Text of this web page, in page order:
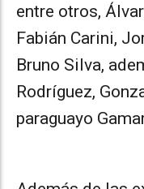
entre otros,
Fabián Carini,
Bruno Silva,
Rodríguez,
paraguayo